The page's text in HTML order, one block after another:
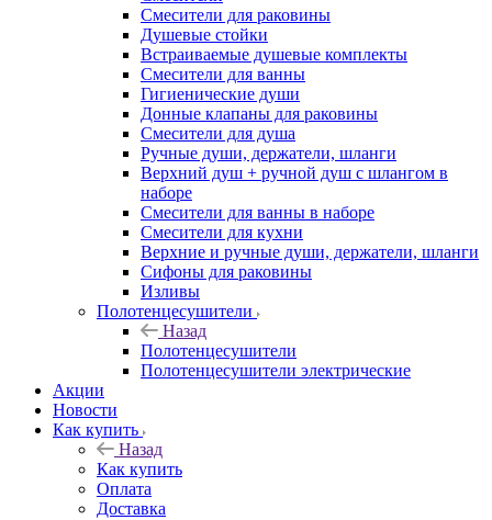
Смесители для раковины
Душевые стойки
Встраиваемые душевые комплекты
Смесители для ванны
Гигиенические души
Донные клапаны для раковины
Смесители для душа
Ручные души, держатели, шланги
Верхний душ + ручной душ с шлангом в
наборе
Смесители для ванны в наборе
Смесители для кухни
Верхние и ручные души, держатели, шланги
Сифоны для раковины
Изливы
Полотенцесушители
Назад
Полотенцесушители
Полотенцесушители электрические
Акции
Новости
Как купить
Назад
Как купить
Оплата
Доставка